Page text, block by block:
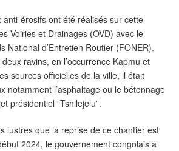
anti-érosifs ont été réalisés sur cette
Voiries et Drainages (OVD) avec le
National d’Entretien Routier (FONER).
ravins, en l’occurrence Kapmu et
sources officielles de la ville, il était
notamment l’asphaltage ou le bétonnage
présidentiel “Tshilejelu”.
lustres que la reprise de ce chantier est
2024, le gouvernement congolais a